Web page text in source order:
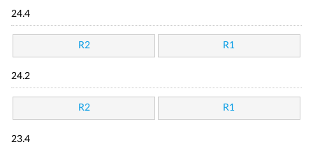
24.4
R2 R1
24.2
R2 R1
23.4